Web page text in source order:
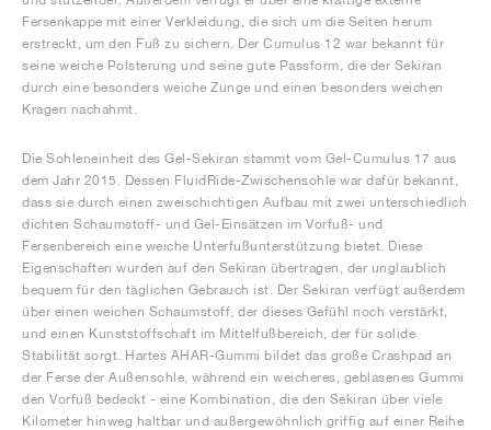
Fersenkappe mit einer Verkleidung, die sich um die Seiten herum
erstreckt, um den Fuß zu sichern. Der Cumulus 12 war bekannt für
seine weiche Polsterung und seine gute Passform, die der Sekiran
durch eine besonders weiche Zunge und einen besonders weichen
Kragen nachahmt.
Die Sohleneinheit des Gel-Sekiran stammt vom Gel-Cumulus 17 aus
dem Jahr 2015. Dessen FluidRide-Zwischensohle war dafür bekannt,
dass sie durch einen zweischichtigen Aufbau mit zwei unterschiedlich
dichten Schaumstoff- und Gel-Einsätzen im Vorfuß- und
Fersenbereich eine weiche Unterfußunterstützung bietet. Diese
Eigenschaften wurden auf den Sekiran übertragen, der unglaublich
bequem für den täglichen Gebrauch ist. Der Sekiran verfügt außerdem
über einen weichen Schaumstoff, der dieses Gefühl noch verstärkt,
und einen Kunststoffschaft im Mittelfußbereich, der für solide
Stabilität sorgt. Hartes AHAR-Gummi bildet das große Crashpad an
der Ferse der Außensohle, während ein weicheres, geblasenes Gummi
den Vorfuß bedeckt - eine Kombination, die den Sekiran über viele
Kilometer hinweg haltbar und außergewöhnlich griffig auf einer Reihe